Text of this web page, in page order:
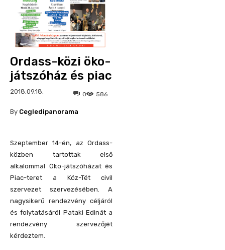
Ordass-közi öko-
játszóház és piac
2018.09.18. 586
0
By Cegledipanorama
Szeptember 14-én, az Ordass-
közben tartottak első
alkalommal Öko-játszóházat és
Piac-teret a Köz-Tét civil
szervezet szervezésében. A
nagysikerű rendezvény céljáról
és folytatásáról Pataki Edinát a
rendezvény szervezőjét
kérdeztem.